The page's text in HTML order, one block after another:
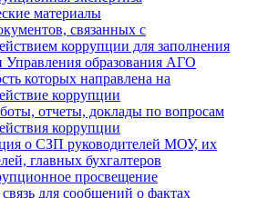
материалы
связанных с
коррупции для заполнения
Управления образования АГО
которых направлена на
коррупции
отчеты, доклады по вопросам
коррупции
о СЗП руководителей МОУ, их
главных бухгалтеров
просвещение
для сообщений о фактах